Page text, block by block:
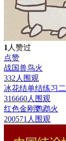
1 人赞过
点赞
战国兽鸟火
332人围观
冰花结单结练习二
316660人围观
红色金刚鹦鹉火
200571人围观